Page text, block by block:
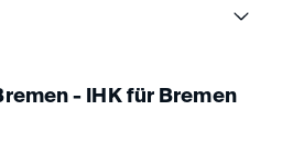
- IHK für Bremen